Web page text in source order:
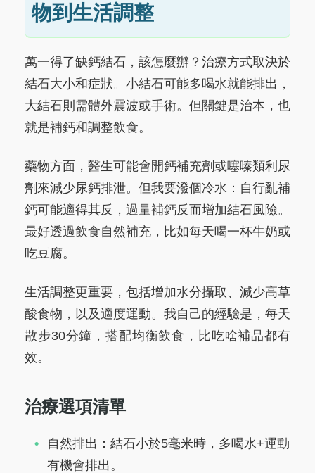
物到生活調整
萬一得了缺鈣結石，該怎麼辦？治療方式取決於
結石大小和症狀。小結石可能多喝水就能排出，
大結石則需體外震波或手術。但關鍵是治本，也
就是補鈣和調整飲食。
藥物方面，醫生可能會開鈣補充劑或噻嗪類利尿
劑來減少尿鈣排泄。但我要潑個冷水：自行亂補
鈣可能適得其反，過量補鈣反而增加結石風險。
最好透過飲食自然補充，比如每天喝一杯牛奶或
吃豆腐。
生活調整更重要，包括增加水分攝取、減少高草
酸食物，以及適度運動。我自己的經驗是，每天
散步30分鐘，搭配均衡飲食，比吃啥補品都有
效。
治療選項清單
自然排出：結石小於5毫米時，多喝水+運動
有機會排出。